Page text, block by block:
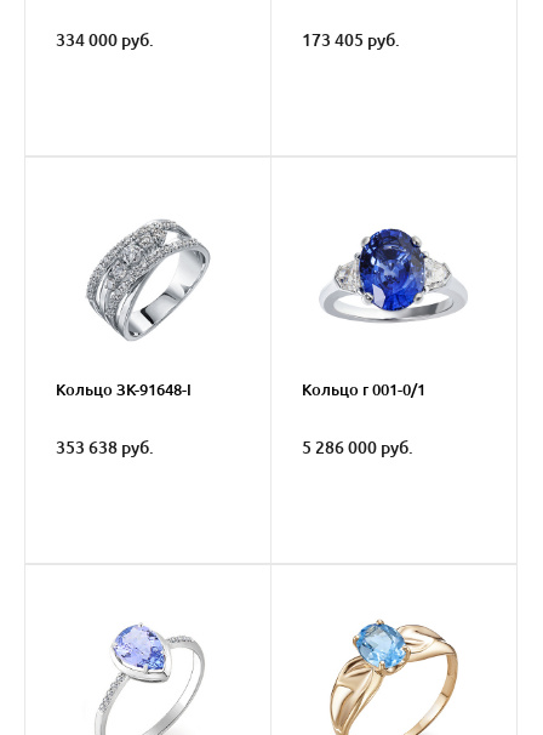
334 000 руб. 173 405 руб.
Кольцо ЗК-91648-I
353 638 руб.
Кольцо r 001-0/1
5 286 000 руб.